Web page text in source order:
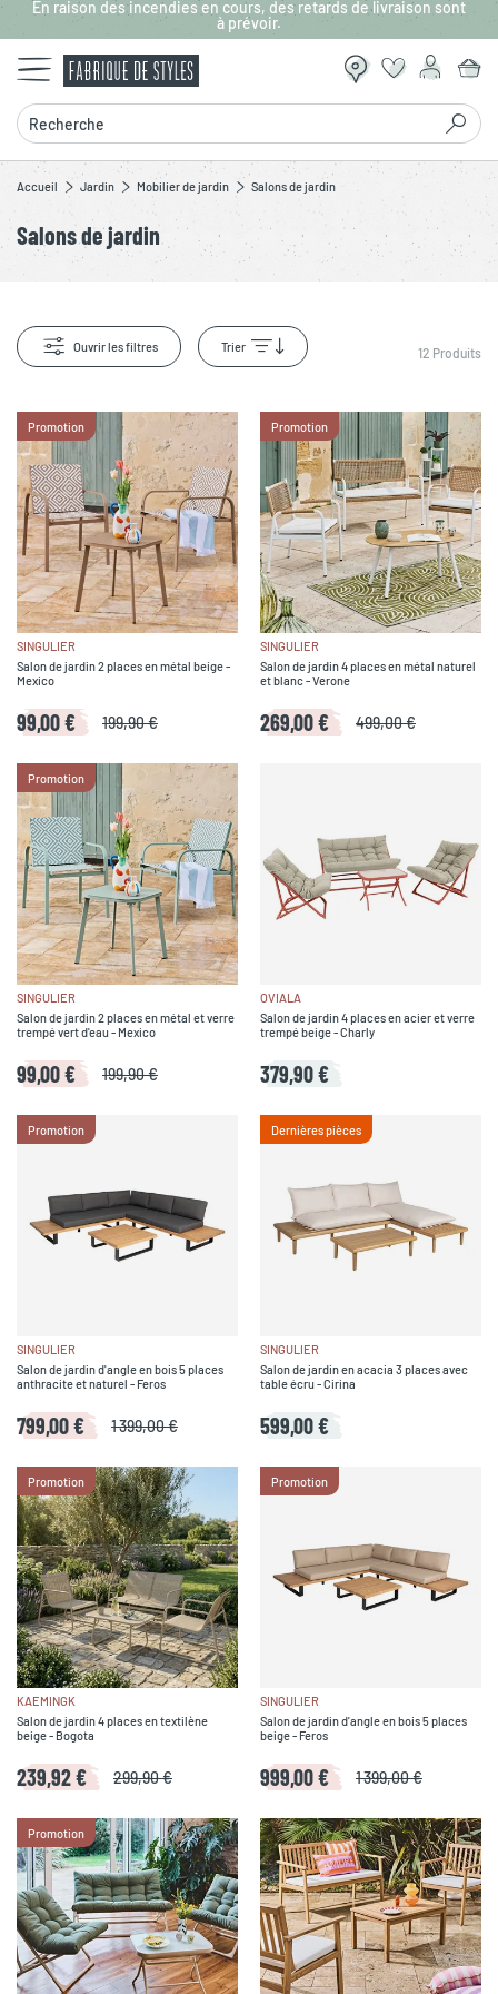
Aller au contenu principal
En raison des incendies en cours, des retards de livraison sont
à prévoir.
Recherche
Accueil Jardin Mobilier de jardin Salons de jardin
Salons de jardin
Ouvrir les filtres Trier 12 Produits
Promotion
SINGULIER
Salon de jardin 2 places en métal beige -
Mexico
99,00 € 199,90 €
Promotion
SINGULIER
Salon de jardin 4 places en métal naturel
et blanc - Verone
269,00 € 499,00 €
Promotion
SINGULIER
Salon de jardin 2 places en métal et verre
trempé vert d'eau - Mexico
99,00 € 199,90 €
OVIALA
Salon de jardin 4 places en acier et verre
trempé beige - Charly
379,90 €
Promotion
SINGULIER
Salon de jardin d'angle en bois 5 places
anthracite et naturel - Feros
799,00 € 1 399,00 €
Dernières pièces
SINGULIER
Salon de jardin en acacia 3 places avec
table écru - Cirina
599,00 €
Promotion
KAEMINGK
Salon de jardin 4 places en textilène
beige - Bogota
239,92 € 299,90 €
Promotion
SINGULIER
Salon de jardin d'angle en bois 5 places
beige - Feros
999,00 € 1 399,00 €
Promotion